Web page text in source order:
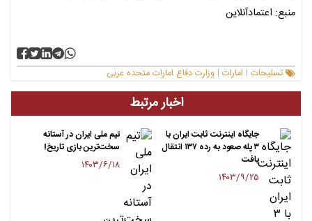
منبع: اعتمادآنلاین
تسلیحات | امارات | وزارت دفاع امارات متحده عربی
اخبار مرتبط
جایگاه اینترنت ثابت ایران با
۳ پله صعود به رده ۱۳۷ انتقال
یافت
۱۴۰۳/۹/۲۵
تیم ملی ایران در آستانه
سخت‌ترین بازی تاریخ!
۱۴۰۳/۶/۱۸